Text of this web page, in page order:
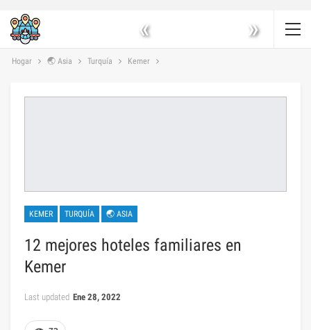
« »
Hogar 🌏 Asia Turquía Kemer
KEMER TURQUÍA 🌏 ASIA
12 mejores hoteles familiares en
Kemer
Last updated Ene 28, 2022